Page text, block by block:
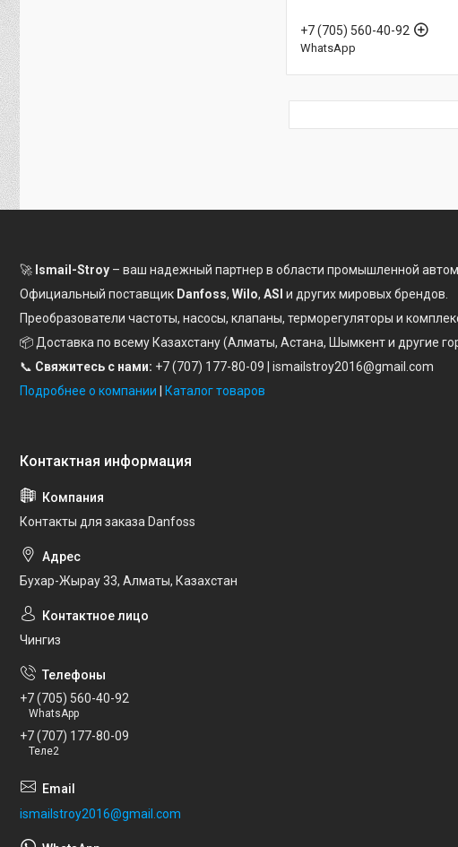
+7 (705) 560-40-92
WhatsApp
🚀 Ismail-Stroy – ваш надежный партнер в области промышленной
Официальный поставщик Danfoss, Wilo, ASI и других мировых брендов.
Преобразователи частоты, насосы, клапаны, терморегуляторы и
📦 Доставка по всему Казахстану (Алматы, Астана, Шымкент и другие
📞 Свяжитесь с нами: +7 (707) 177-80-09 | ismailstroy2016@gmail.com
Подробнее о компании | Каталог товаров
Контакты для заказа Danfoss
Бухар-Жырау 33, Алматы, Казахстан
Чингиз
+7 (705) 560-40-92
WhatsApp
+7 (707) 177-80-09
Теле2
ismailstroy2016@gmail.com